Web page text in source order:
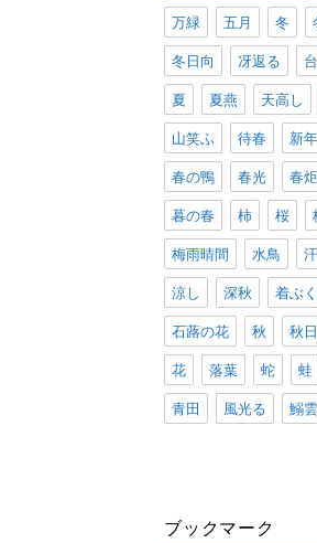
万緑 五月 冬
冬日向 冴返る
夏 夏燕 天高し
山笑ふ 待春 新年
春の鴨 春光 春
暮の春 柿 桜
梅雨晴間 水鳥 汗
涼し 深秋 着ぶ
石蕗の花 秋 秋日
花 落葉 蛇 蛙
青田 風光る 鰯雲
ブックマーク